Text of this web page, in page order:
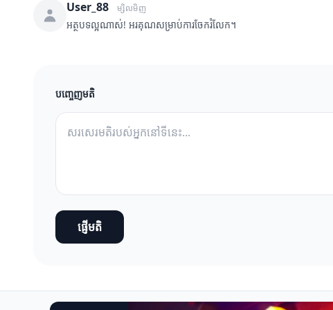
User_88 ម្សិលមិញ
អត្ថបទល្អណាស់! អរគុណសម្រាប់ការចែករំលែក។
បញ្ចេញមតិ
ផ្ញើមតិ